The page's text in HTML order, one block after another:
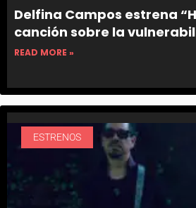
Delfina Campos estrena
canción sobre la
READ MORE »
ESTRENOS